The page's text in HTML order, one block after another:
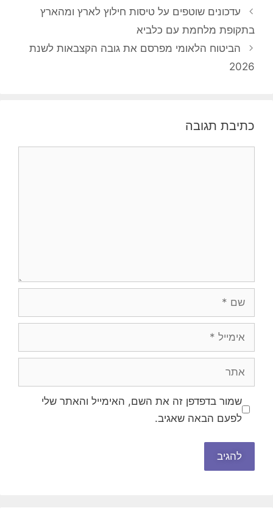
עדכונים שוטפים על טיסות חילוץ לארץ ומהארץ
בתקופת מלחמת עם כלביא
הביטוח הלאומי מפרסם את גובה הקצבאות לשנת
2026
כתיבת תגובה
שמור בדפדפן זה את השם, האימייל והאתר שלי
לפעם הבאה שאגיב.